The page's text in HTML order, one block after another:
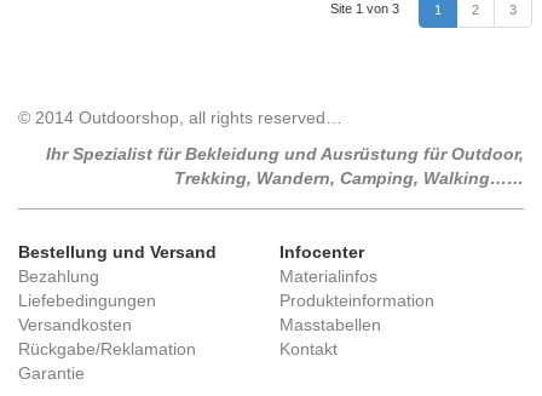
Site 1 von 3 1 2 3
© 2014 Outdoorshop, all rights reserved…
Ihr Spezialist für Bekleidung und Ausrüstung für Outdoor,
Trekking, Wandern, Camping, Walking……
Bestellung und Versand
Bezahlung
Liefebedingungen
Versandkosten
Rückgabe/Reklamation
Garantie
Infocenter
Materialinfos
Produkteinformation
Masstabellen
Kontakt